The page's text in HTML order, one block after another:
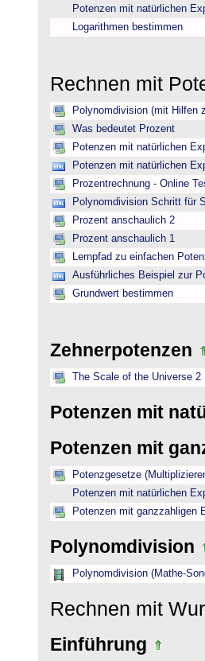
Potenzen mit natürlichen
Logarithmen bestimmen
Rechnen mit
Polynomdivision (mit Hilfen
Was bedeutet Prozent
Potenzen mit natürlichen
Potenzen mit natürlichen
Prozentrechnung - Online
Polynomdivision Schritt für
Prozent anschaulich 2
Prozent anschaulich 1
Lernpfad zu einfachen
Ausführliches Beispiel zur
Grundwert bestimmen
Zehnerpotenzen
The Scale of the Universe 2
Potenzen mit
Potenzen mit
Potenzgesetze
Potenzen mit natürlichen
Potenzen mit ganzzahligen
Polynomdivision
Polynomdivision (Mathe-
Rechnen mit
Einführung